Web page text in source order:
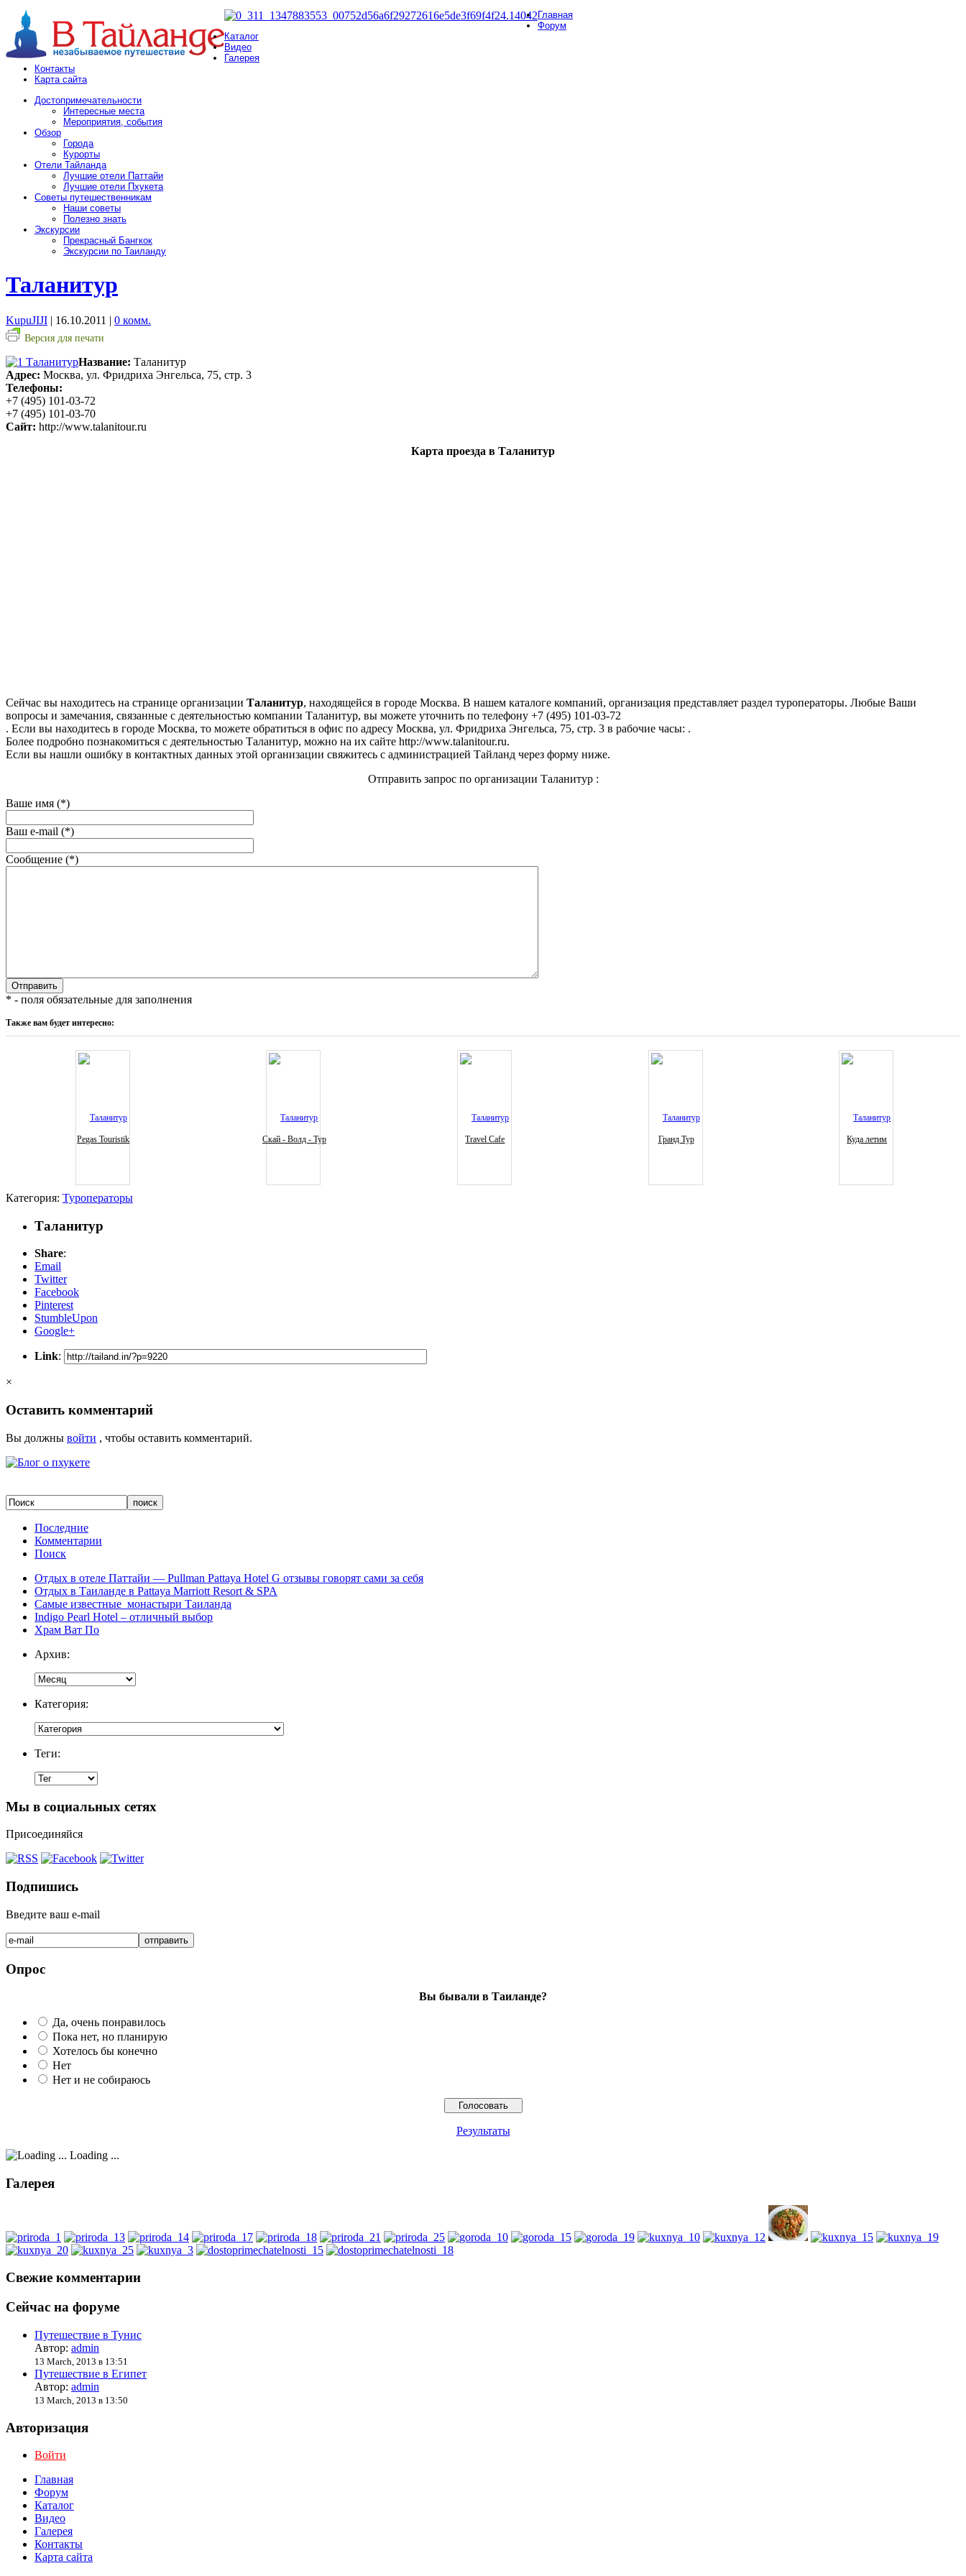
Главная
Форум
Каталог
Видео
Галерея
Контакты
Карта сайта
Достопримечательности
Интересные места
Мероприятия, события
Обзор
Города
Курорты
Отели Тайланда
Лучшие отели Паттайи
Лучшие отели Пхукета
Советы путешественникам
Наши советы
Полезно знать
Экскурсии
Прекрасный Бангкок
Экскурсии по Таиланду
Таланитур
KupuJIJI | 16.10.2011 | 0 комм.
Версия для печати
Название: Таланитур
Адрес: Москва, ул. Фридриха Энгельса, 75, стр. 3
Телефоны:
+7 (495) 101-03-72
+7 (495) 101-03-70
Сайт: http://www.talanitour.ru
Карта проезда в Таланитур
Сейчас вы находитесь на странице организации Таланитур, находящейся в городе Москва. В нашем каталоге компаний, организация представляет раздел туроператоры. Любые Ваши
вопросы и замечания, связанные с деятельностью компании Таланитур, вы можете уточнить по телефону +7 (495) 101-03-72
. Если вы находитесь в городе Москва, то можете обратиться в офис по адресу Москва, ул. Фридриха Энгельса, 75, стр. 3 в рабочие часы: .
Более подробно познакомиться с деятельностью Таланитур, можно на их сайте http://www.talanitour.ru.
Если вы нашли ошибку в контактных данных этой организации свяжитесь с администрацией Тайланд через форму ниже.
Отправить запрос по организации Таланитур :
Ваше имя (*)
Ваш e-mail (*)
Сообщение (*)
* - поля обязательные для заполнения
Также вам будет интересно:
Pegas Touristik Скай - Волд - Тур Travel Cafe Гранд Тур Куда летим
Категория: Туроператоры
Таланитур
Share:
Email
Twitter
Facebook
Pinterest
StumbleUpon
Google+
Link:
×
Оставить комментарий
Вы должны войти , чтобы оставить комментарий.
Последние
Комментарии
Поиск
Отдых в отеле Паттайи — Pullman Pattaya Hotel G отзывы говорят сами за себя
Отдых в Таиланде в Pattaya Marriott Resort & SPA
Самые известные монастыри Таиланда
Indigo Pearl Hotel – отличный выбор
Храм Ват По
Архив:
Категория:
Теги:
Мы в социальных сетях
Присоединяйся
Подпишись
Введите ваш e-mail
Опрос
Вы бывали в Таиланде?
Да, очень понравилось
Пока нет, но планирую
Хотелось бы конечно
Нет
Нет и не собираюсь
Результаты
Loading ...
Галерея
Свежие комментарии
Сейчас на форуме
Путешествие в Тунис
Автор: admin
13 March, 2013 в 13:51
Путешествие в Египет
Автор: admin
13 March, 2013 в 13:50
Авторизация
Войти
Главная
Форум
Каталог
Видео
Галерея
Контакты
Карта сайта